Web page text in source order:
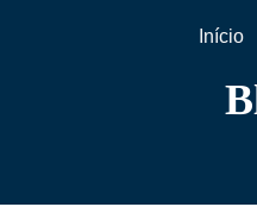
Início